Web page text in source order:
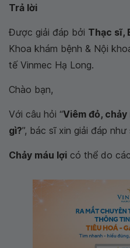
Trả lời
Được giải đáp bởi Thạc sĩ,
Khoa khám bệnh & Nội
tế Vinmec Hạ Long.
Chào bạn,
Với câu hỏi “Viêm đỏ,
gì?”, bác sĩ xin giải đáp như
Chảy máu lợi có thể do